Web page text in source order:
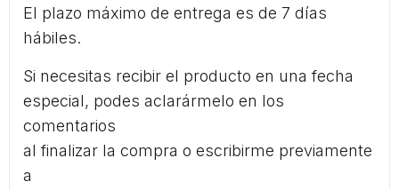
El plazo máximo de entrega es de 7 días
hábiles.
Si necesitas recibir el producto en una fecha
especial, podes aclarármelo en los
comentarios
al finalizar la compra o escribirme previamente
a